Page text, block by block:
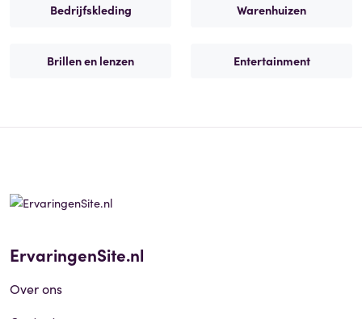
Bedrijfskleding Warenhuizen
Brillen en lenzen Entertainment
ErvaringenSite.nl
Over ons